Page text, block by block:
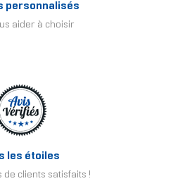
personnalisés
aider à choisir
les étoiles
de clients satisfaits !